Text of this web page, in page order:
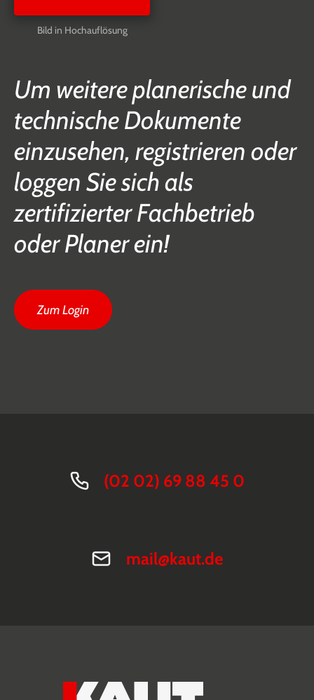
Bild in Hochauflösung
Um weitere planerische und
technische Dokumente
einzusehen, registrieren oder
loggen Sie sich als
zertifizierter Fachbetrieb
oder Planer ein!
Zum Login
(02 02) 69 88 45 0
mail@kaut.de